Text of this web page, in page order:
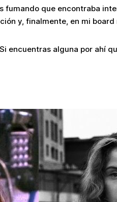
que encontraba
y, finalmente, en mi
encuentras alguna por ahí